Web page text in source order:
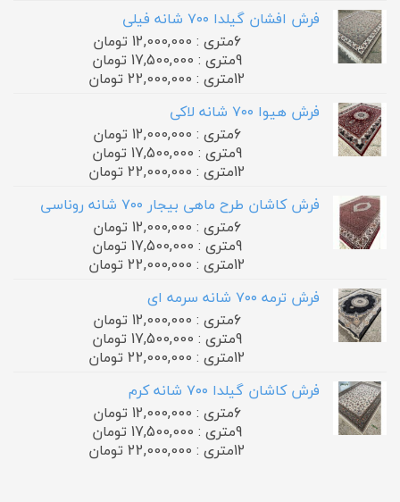
فرش افشان گیلدا ۷۰۰ شانه فیلی
6متری : 12,000,000 تومان
9متری : 17,500,000 تومان
12متری : 22,000,000 تومان
فرش هیوا ۷۰۰ شانه لاکی
6متری : 12,000,000 تومان
9متری : 17,500,000 تومان
12متری : 22,000,000 تومان
فرش کاشان طرح ماهی بیجار ۷۰۰ شانه روناسی
6متری : 12,000,000 تومان
9متری : 17,500,000 تومان
12متری : 22,000,000 تومان
فرش ترمه ۷۰۰ شانه سرمه ای
6متری : 12,000,000 تومان
9متری : 17,500,000 تومان
12متری : 22,000,000 تومان
فرش کاشان گیلدا ۷۰۰ شانه کرم
6متری : 12,000,000 تومان
9متری : 17,500,000 تومان
12متری : 22,000,000 تومان